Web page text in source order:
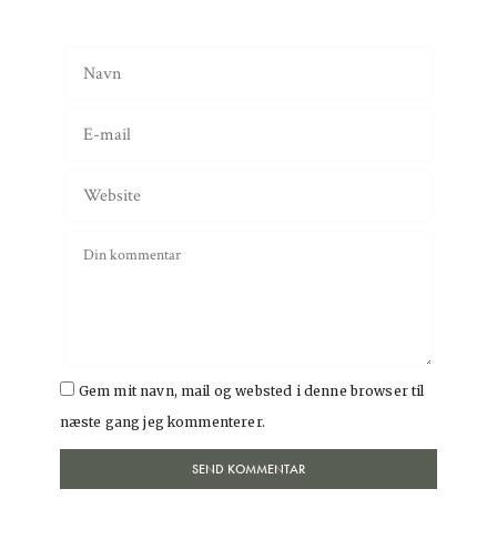
Gem mit navn, mail og websted i denne browser til
næste gang jeg kommenterer.